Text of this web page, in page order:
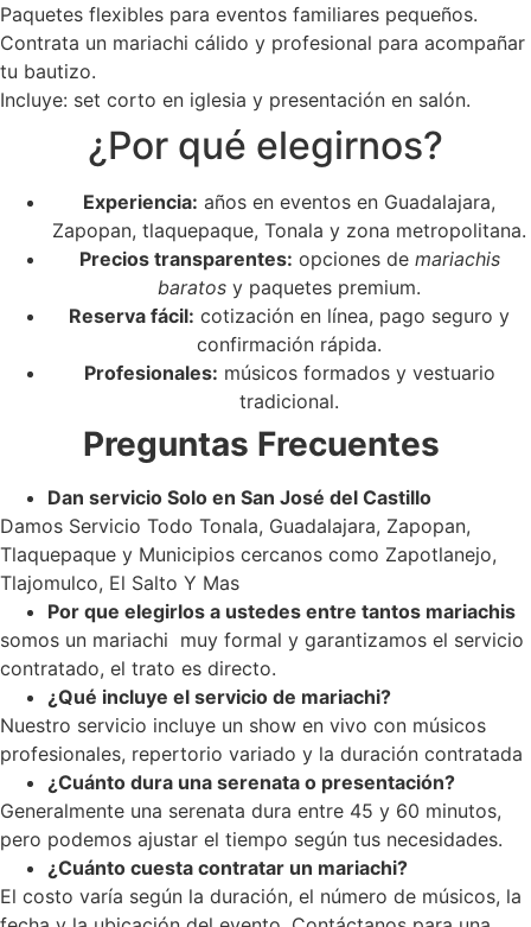
Paquetes flexibles para eventos familiares pequeños.
Contrata un mariachi cálido y profesional para acompañar
tu bautizo.
Incluye: set corto en iglesia y presentación en salón.
¿Por qué elegirnos?
Experiencia: años en eventos en Guadalajara,
Zapopan, tlaquepaque, Tonala y zona metropolitana.
Precios transparentes: opciones de mariachis
baratos y paquetes premium.
Reserva fácil: cotización en línea, pago seguro y
confirmación rápida.
Profesionales: músicos formados y vestuario
tradicional.
Preguntas Frecuentes
Dan servicio Solo en San José del Castillo
Damos Servicio Todo Tonala, Guadalajara, Zapopan,
Tlaquepaque y Municipios cercanos como Zapotlanejo,
Tlajomulco, El Salto Y Mas
Por que elegirlos a ustedes entre tantos mariachis
somos un mariachi muy formal y garantizamos el servicio
contratado, el trato es directo.
¿Qué incluye el servicio de mariachi?
Nuestro servicio incluye un show en vivo con músicos
profesionales, repertorio variado y la duración contratada
¿Cuánto dura una serenata o presentación?
Generalmente una serenata dura entre 45 y 60 minutos,
pero podemos ajustar el tiempo según tus necesidades.
¿Cuánto cuesta contratar un mariachi?
El costo varía según la duración, el número de músicos, la